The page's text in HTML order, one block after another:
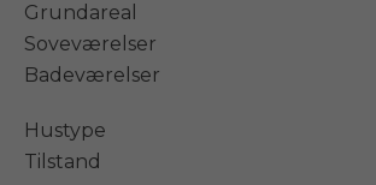
Grundareal
Soveværelser
Badeværelser
Hustype
Tilstand